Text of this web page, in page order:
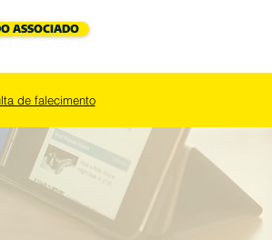
ASSOCIADO
de falecimento